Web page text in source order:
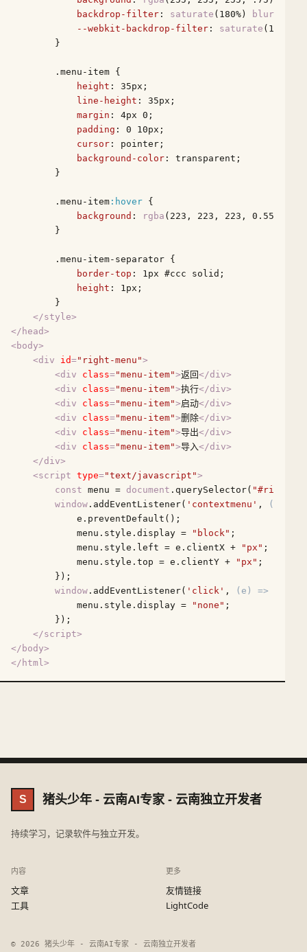
backdrop-filter : saturate ( 180% ) blur
--webkit-backdrop-filter : saturate ( 180%
        }
.menu-item {
height : 35px ;
line-height : 35px ;
margin : 4px 0 ;
padding : 0 10px ;
cursor : pointer;
background-color : transparent;
        }
.menu-item :hover {
background : rgba ( 223 , 223 , 223 , 0.55
        }
.menu-item-separator {
border-top : 1px #ccc solid;
height : 1px ;
        }
</style>
</ head>
<body>
<div id="right-menu">
<div class="menu-item">返回</div>
<div class="menu-item">执行</div>
<div class="menu-item">启动</div>
<div class="menu-item">删除</div>
<div class="menu-item">导出</div>
<div class="menu-item">导入</div>
</div>
<script type="text/javascript">
const menu = document .querySelector( "#right-
window .addEventListener( 'contextmenu' , (
            e.preventDefault();
            menu.style.display =
"block" ;
            menu.style.left = e.clientX +
"px" ;
            menu.style.top = e.clientY +
"px" ;
        });
window .addEventListener( 'click' , ( e ) =>
            menu.style.display =
"none" ;
        });
</script>
</ body>
</ html>
S 猪头少年 - 云南AI专家 - 云南独立开发者
持续学习，记录软件与独立开发。
内容
文章
工具
更多
友情链接
LightCode
© 2026 猪头少年 - 云南AI专家 - 云南独立开发者